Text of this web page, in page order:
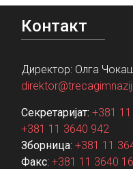
Контакт
Директор: Олга
Секретаријат: +381
+381 11 3640 942
Зборница:+381 11
Факс:+381 11 3640